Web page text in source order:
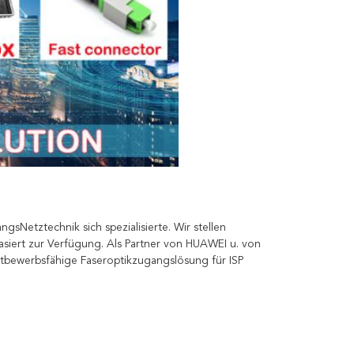
sich spezialisierte. Wir stellen
zur Verfügung. Als Partner von HUAWEI u. von
Faseroptikzugangslösung für ISP